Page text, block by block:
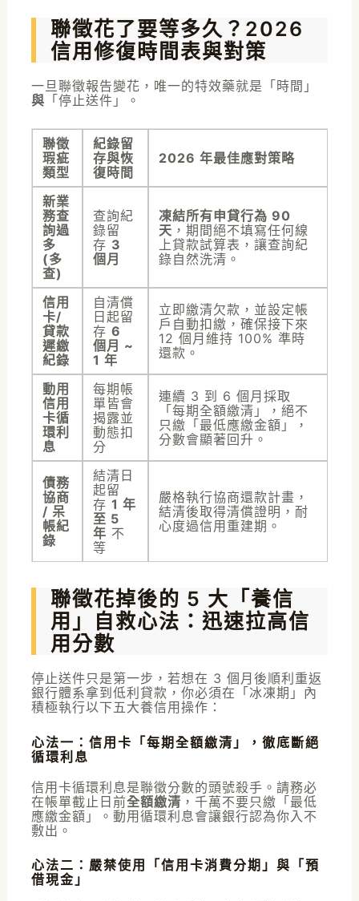
聯徵花了要等多久？2026
信用修復時間表與對策
一旦聯徵報告變花，唯一的特效藥就是「時間」
與 「停止送件」。
聯徵
瑕疵
類型
紀錄留
存與恢
復時間
2026 年最佳應對策略
新業
務查
詢過
多
(多
查)
查詢紀
錄留
存 3
個月
凍結所有申貸行為 90
天 ，期間絕不填寫任何線
上貸款試算表，讓查詢紀
錄自然洗清。
信用
卡/
貸款
遲繳
紀錄
自清償
日起留
存 6
個月 ~
1 年
立即繳清欠款，並設定帳
戶自動扣繳，確保接下來
12 個月維持 100% 準時
還款。
動用
信用
卡循
環利
息
每期帳
單皆會
揭露並
動態扣
分
連續 3 到 6 個月採取
「每期全額繳清」，絕不
只繳「最低應繳金額」，
分數會顯著回升。
債務
協商
/ 呆
帳紀
錄
結清日
起留
存 1 年
至 5
年 不
等
嚴格執行協商還款計畫，
結清後取得清償證明，耐
心度過信用重建期。
聯徵花掉後的 5 大「養信
用」自救心法：迅速拉高信
用分數
停止送件只是第一步，若想在 3 個月後順利重返
銀行體系拿到低利貸款，你必須在「冰凍期」內
積極執行以下五大養信用操作：
心法一：信用卡「每期全額繳清」，徹底斷絕
循環利息
信用卡循環利息是聯徵分數的頭號殺手。請務必
在帳單截止日前全額繳清 ，千萬不要只繳「最低
應繳金額」。動用循環利息會讓銀行認為你入不
敷出。
心法二：嚴禁使用「信用卡消費分期」與「預
借現金」